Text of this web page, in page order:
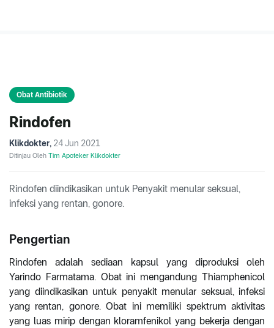
Obat Antibiotik
Rindofen
Klikdokter, 24 Jun 2021
Ditinjau Oleh Tim Apoteker Klikdokter
Rindofen diindikasikan untuk Penyakit menular seksual,
infeksi yang rentan, gonore.
Pengertian
Rindofen adalah sediaan kapsul yang diproduksi oleh
Yarindo Farmatama. Obat ini mengandung Thiamphenicol
yang diindikasikan untuk penyakit menular seksual, infeksi
yang rentan, gonore. Obat ini memiliki spektrum aktivitas
yang luas mirip dengan kloramfenikol yang bekerja dengan